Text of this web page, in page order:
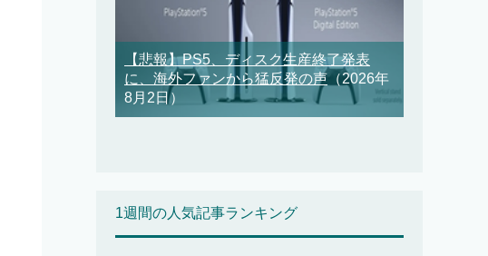
【悲報】PS5、ディスク生産終了発表
に、海外ファンから猛反発の声（2026年
8月2日）
1週間の人気記事ランキング